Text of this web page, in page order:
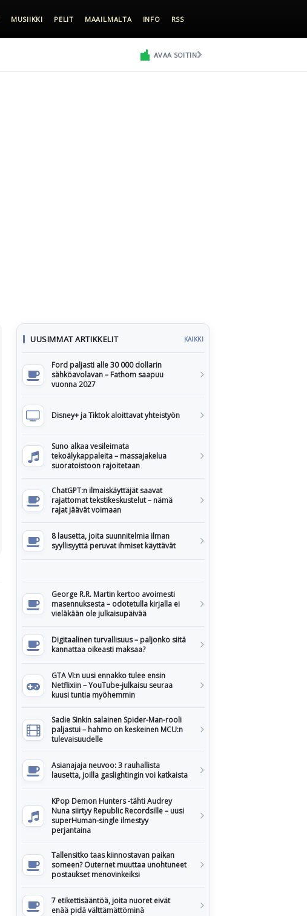
MUSIIKKI PELIT MAAILMALTA INFO RSS
AVAA SOITIN
UUSIMMAT ARTIKKELIT KAIKKI
Ford paljasti alle 30 000 dollarin
sähköavolavan – Fathom saapuu
vuonna 2027
Disney+ ja Tiktok aloittavat yhteistyön
Suno alkaa vesileimata
tekoälykappaleita – massajakelua
suoratoistoon rajoitetaan
ChatGPT:n ilmaiskäyttäjät saavat
rajattomat tekstikeskustelut – nämä
rajat jäävät voimaan
8 lausetta, joita suunnitelmia ilman
syyllisyyttä peruvat ihmiset käyttävät
George R.R. Martin kertoo avoimesti
masennuksesta – odotetulla kirjalla ei
vieläkään ole julkaisupäivää
Digitaalinen turvallisuus – paljonko siitä
kannattaa oikeasti maksaa?
GTA VI:n uusi ennakko tulee ensin
Netflixiin – YouTube-julkaisu seuraa
kuusi tuntia myöhemmin
Sadie Sinkin salainen Spider-Man-rooli
paljastui – hahmo on keskeinen MCU:n
tulevaisuudelle
Asianajaja neuvoo: 3 rauhallista
lausetta, joilla gaslightingin voi katkaista
KPop Demon Hunters -tähti Audrey
Nuna siirtyy Republic Recordsille – uusi
superHuman-single ilmestyy
perjantaina
Tallensitko taas kiinnostavan paikan
someen? Outernet muuttaa unohtuneet
postaukset menovinkeiksi
7 etikettisääntöä, joita nuoret eivät
enää pidä välttämättöminä